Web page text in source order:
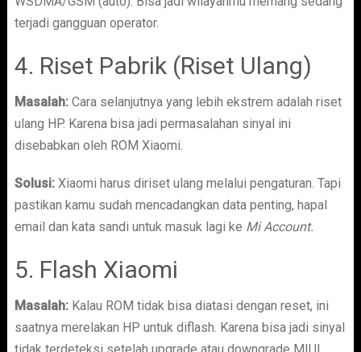
terjadi gangguan operator.
4. Riset Pabrik (Riset Ulang)
Masalah:Cara selanjutnya yang lebih ekstrem adalah riset
ulang HP. Karena bisa jadi permasalahan sinyal ini
disebabkan oleh ROM Xiaomi.
Solusi:Xiaomi harus diriset ulang melalui pengaturan. Tapi
pastikan kamu sudah mencadangkan data penting, hapal
email dan kata sandi untuk masuk lagi ke Mi Account.
5. Flash Xiaomi
Masalah:Kalau ROM tidak bisa diatasi dengan reset, ini
saatnya merelakan HP untuk diflash. Karena bisa jadi sinyal